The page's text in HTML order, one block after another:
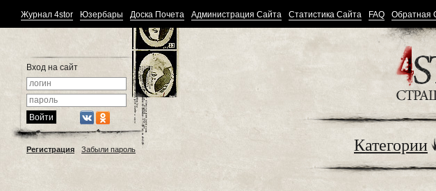
Журнал 4stor Юзербары Доска Почета Администрация Сайта Статистика Сайта FAQ Обратная
Вход на сайт
Регистрация Забыли пароль Категории